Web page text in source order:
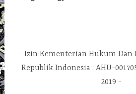
Izin Kementerian Hukum Dan
Republik Indonesia : AHU-
2019